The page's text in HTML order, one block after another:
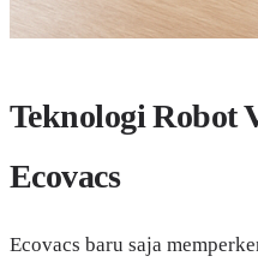
Teknologi Robot
Ecovacs
Ecovacs baru saja